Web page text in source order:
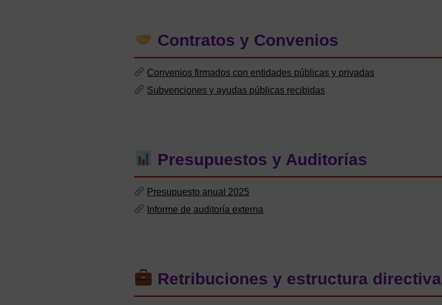
Contratos y Convenios
Convenios firmados con entidades públicas y privadas
Subvenciones y ayudas públicas recibidas
Presupuestos y Auditorías
Presupuesto anual 2025
Informe de auditoría externa
Retribuciones y estructura directiva